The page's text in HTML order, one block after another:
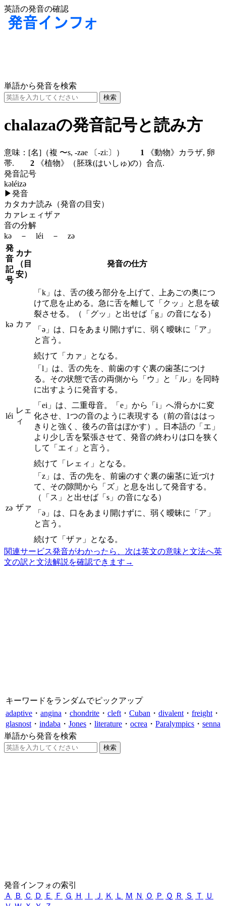
英語の発音の確認
単語から発音を検索
chalazaの発音記号と読み方
意味： [名] （複 〜s, -zae 〔-ziː〕 ） 1
《動物》カラザ, 卵
帯. 2 《植物》（胚珠(はいしゅ)の）合点.
発音記号
kəléizə
▶発音
カタカナ読み（発音の目安）
カァレェィザァ
音の分解
kə － léi － zə
発
音
記
号
カナ
（目
安）
発音の仕方
kə カァ
「k」は、舌の後ろ部分を上げて、上あごの奥につ
けて息を止める。急に舌を離して「クッ」と息を破
裂させる。（「グッ」と出せば「g」の音になる）
「ə」は、口をあまり開けずに、弱く曖昧に「ア」
と言う。
続けて「カァ」となる。
léi
レェ
ィ
「l」は、舌の先を、前歯のすぐ裏の歯茎につけ
る。その状態で舌の両側から「ウ」と「ル」を同時
に出すように発音する。
「ei」は、二重母音。「e」から「i」へ滑らかに変
化させ、1つの音のように表現する（前の音ははっ
きりと強く、後ろの音はぼかす）。日本語の「エ」
より少し舌を緊張させて、発音の終わりは口を狭く
して「エィ」と言う。
続けて「レェィ」となる。
zə ザァ
「z」は、舌の先を、前歯のすぐ裏の歯茎に近づけ
て、その隙間から「ズ」と息を出して発音する。
（「ス」と出せば「s」の音になる）
「ə」は、口をあまり開けずに、弱く曖昧に「ア」
と言う。
続けて「ザァ」となる。
関連サービス発音がわかったら、次は英文の意味と文法へ英
文の訳と文法解説を確認できます →
キーワードをランダムでピックアップ
adaptive ・ angina ・ chondrite ・ cleft ・ Cuban ・ divalent ・ freight ・
glasnost ・ indaba ・ Jones ・ literature ・ ocrea ・ Paralympics ・ senna
単語から発音を検索
発音インフォの索引
Ａ
Ｂ Ｃ Ｄ Ｅ Ｆ Ｇ Ｈ Ｉ Ｊ Ｋ Ｌ Ｍ Ｎ Ｏ Ｐ Ｑ Ｒ Ｓ Ｔ
Ｕ